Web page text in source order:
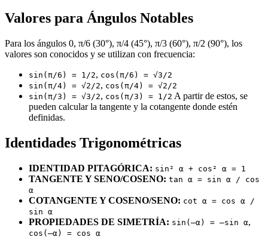
Valores para Ángulos Notables
Para los ángulos 0, π/6 (30°), π/4 (45°), π/3 (60°), π/2 (90°), los
valores son conocidos y se utilizan con frecuencia:
sin(π/6) = 1/2, cos(π/6) = √3/2
sin(π/4) = √2/2, cos(π/4) = √2/2
sin(π/3) = √3/2, cos(π/3) = 1/2 A partir de estos, se
pueden calcular la tangente y la cotangente donde estén
definidas.
Identidades Trigonométricas
IDENTIDAD PITAGÓRICA: sin² α + cos² α = 1
TANGENTE Y SENO/COSENO: tan α = sin α / cos
α
COTANGENTE Y COSENO/SENO: cot α = cos α /
sin α
PROPIEDADES DE SIMETRÍA: sin(–α) = –sin α,
cos(–α) = cos α